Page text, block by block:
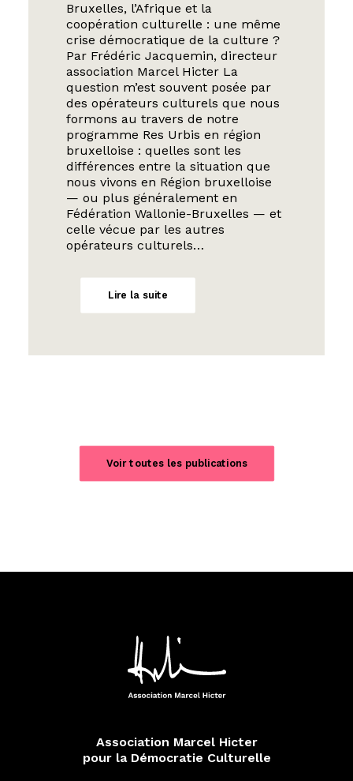
Bruxelles, l’Afrique et la
coopération culturelle : une même
crise démocratique de la culture ?
Par Frédéric Jacquemin, directeur
association Marcel Hicter La
question m’est souvent posée par
des opérateurs culturels que nous
formons au travers de notre
programme Res Urbis en région
bruxelloise : quelles sont les
différences entre la situation que
nous vivons en Région bruxelloise
— ou plus généralement en
Fédération Wallonie-Bruxelles — et
celle vécue par les autres
opérateurs culturels…
Lire la suite
Voir toutes les publications
Association Marcel Hicter
pour la Démocratie Culturelle